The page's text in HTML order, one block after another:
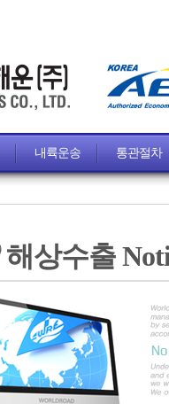
내륙운송 통관절차
해상수출